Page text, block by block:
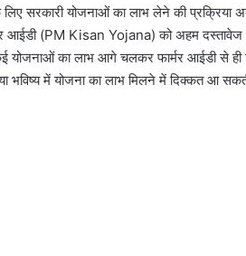
सरकारी योजनाओं का लाभ लेने की प्रक्रिया
आईडी (PM Kisan Yojana) को अहम दस्तावेज
का लाभ आगे चलकर फार्मर आईडी से ही
भविष्य में योजना का लाभ मिलने में दिक्कत आ